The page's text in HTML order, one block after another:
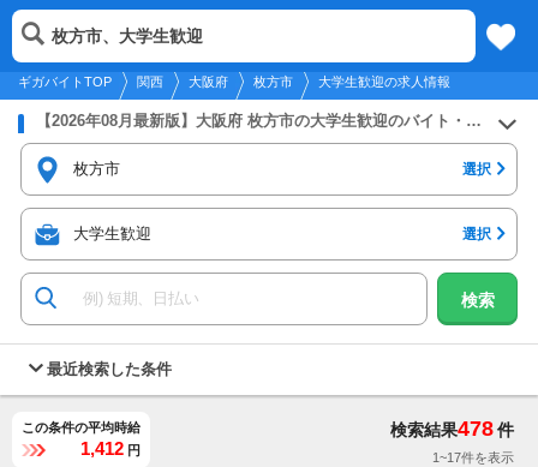
2026年8月7日更新
関西
メニュー
ギガバイトTOP 関西 大阪府 枚方市 大学生歓迎の求人情報
枚方市、大学生歓迎
【2026年08月最新版】大阪府 枚方市の大学生歓迎のバイト・アルバイト・パートの求人募集情報
枚方市 選択
大学生歓迎 選択
検索
最近検索した条件
この条件の平均時給
1,412 円
検索結果478件
1~17件を表示